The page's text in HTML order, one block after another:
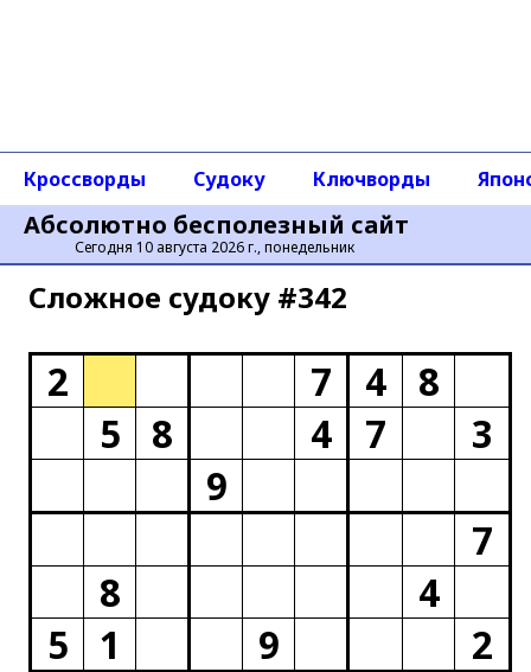
Абсолютно бесполезный сайт
Сегодня 10 августа 2026 г., понедельник
Кроссворды Судоку Ключворды
Сложное cудоку #342
2 7 4
8
5
8 4 7
3
9
7
8
4
5
1 9
2